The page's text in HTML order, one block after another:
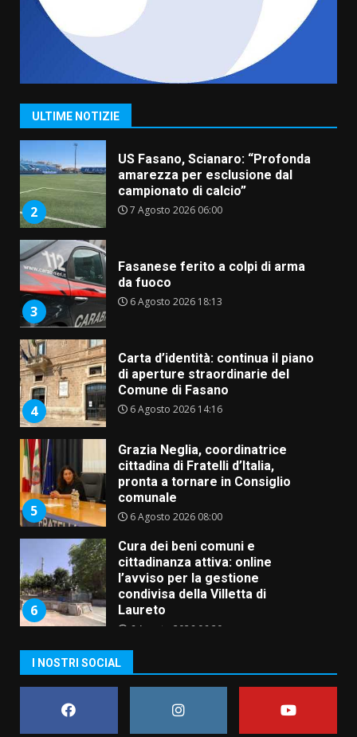
ULTIME NOTIZIE
6 Agosto 2026 06:15
1
“I Contestatori: Musica di
Rivoluzione”: nuovo
appuntamento con “Fasano in
2
US Fasano, Scianaro: “Profonda
amarezza per esclusione dal
campionato di calcio”
7 Agosto 2026 06:00
3
Fasanese ferito a colpi di arma
da fuoco
6 Agosto 2026 18:13
4
Carta d’identità: continua il piano
di aperture straordinarie del
Comune di Fasano
6 Agosto 2026 14:16
5
Grazia Neglia, coordinatrice
cittadina di Fratelli d’Italia,
pronta a tornare in Consiglio
comunale
6 Agosto 2026 08:00
6
Cura dei beni comuni e
cittadinanza attiva: online
l’avviso per la gestione
condivisa della Villetta di
Laureto
6 Agosto 2026 06:20
assoluta de “L’Albergo
Belvedere. Il rapimento”
6 Agosto 2026 06:15
I NOSTRI SOCIAL